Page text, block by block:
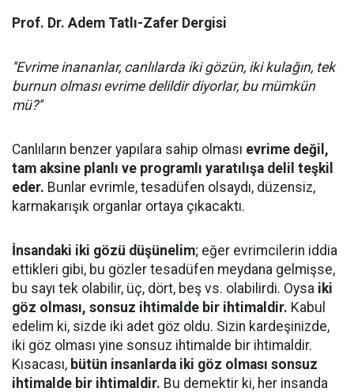
Prof. Dr. Adem Tatlı-Zafer Dergisi
''Evrime inananlar, canlılarda iki gözün, iki kulağın, tek
burnun olması evrime delildir diyorlar, bu mümkün
mü?''
Canlıların benzer yapılara sahip olması evrime değil,
tam aksine planlı ve programlı yaratılışa delil teşkil
eder. Bunlar evrimle, tesadüfen olsaydı, düzensiz,
karmakarışık organlar ortaya çıkacaktı.
İnsandaki iki gözü düşünelim; eğer evrimcilerin iddia
ettikleri gibi, bu gözler tesadüfen meydana gelmişse,
bu sayı tek olabilir, üç, dört, beş vs. olabilirdi. Oysa iki
göz olması, sonsuz ihtimalde bir ihtimaldir. Kabul
edelim ki, sizde iki adet göz oldu. Sizin kardeşinizde,
iki göz olması yine sonsuz ihtimalde bir ihtimaldir.
Kısacası, bütün insanlarda iki göz olması sonsuz
ihtimalde bir ihtimaldir. Bu demektir ki, her insanda